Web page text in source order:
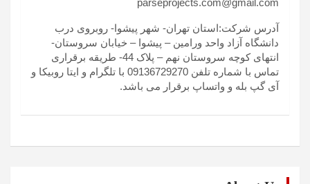
آدرس شرکت:استان تهران- شهر پیشوا- روبروی درب
دانشگاه آزاد واحد ورامین – پیشوا – خیابان سروستان-
انتهای کوچه سروستان نهم – پلاک 44- طریقه برقراری
تماس با شماره تلفن 09136729270 با تلگرام و ایتا روبیکا و
آی گپ بله و واتساپ برقرار می باشد.